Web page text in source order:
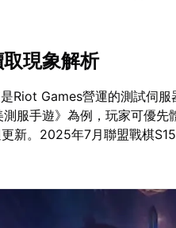
現象解析
Riot Games營運的測試伺
測服手遊》為例，玩家可優
新。2025年7月聯盟戰棋